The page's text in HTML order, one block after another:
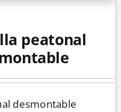
peatonal
desmontable